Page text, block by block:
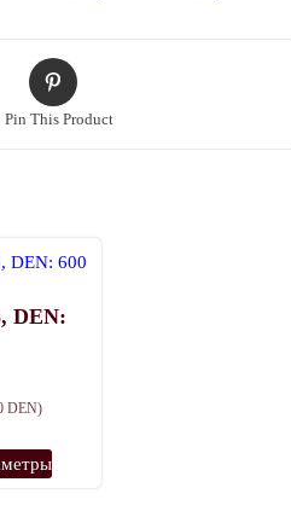
Pin This Product
DEN:
DEN)
Этот
товар